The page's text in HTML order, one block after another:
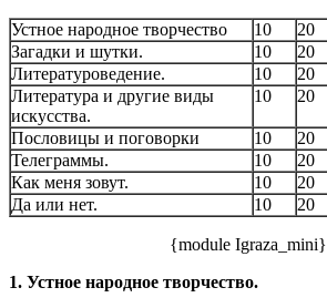
Устное народное творчество 10 20
Загадки и шутки.
10 20
Литературоведение.
10 20
Литература и другие виды
искусства.
10 20
Пословицы и поговорки 10 20
Телеграммы.
10 20
Как меня зовут.
10 20
Да или нет.
10 20
{module Igraza_mini}
1. Устное народное творчество.